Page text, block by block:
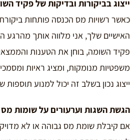
ייצוג בביקורות ובדיקות של פקיד
כאשר רשויות מס הכנסה פותחות
האישיים שלך, אני מלווה אותך מהרגע
פקיד השומה, בוחן את הטענות
משפטיות מנומקות, ומציג ראיות
ייצוג נכון בשלב זה יכול למנוע
הגשת השגות וערעורים על שומות מס
אם קיבלת שומת מס גבוהה או לא